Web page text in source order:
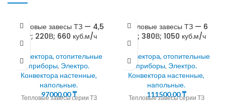
Тепловые завесы ТЗ — 4,5
кВт; 220В; 660 куб.м/ч
Конвектора, отопительные
приборы, Электро.
Конвектора настенные,
напольные.
97000,00₸
Тепловые завесы серии ТЗ
Тепловые завесы ТЗ — 6
кВт; 380В; 1050 куб.м/ч
Конвектора, отопительные
приборы, Электро.
Конвектора настенные,
напольные.
111500,00₸
Тепловые завесы серии ТЗ